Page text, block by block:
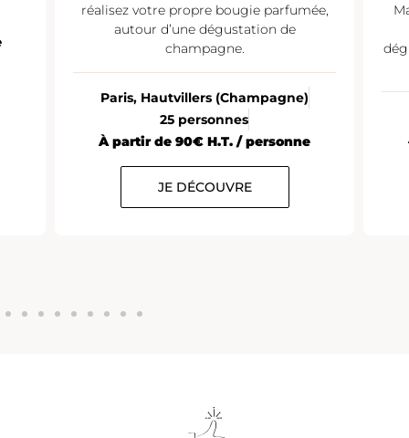
réalisez votre propre bougie parfumée,
autour d’une dégustation de
champagne.
Paris, Hautvillers (Champagne)
25 personnes
À partir de 90€ H.T. / personne
JE DÉCOUVRE